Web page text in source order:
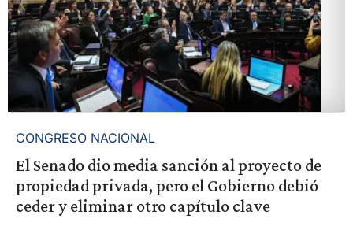
CONGRESO NACIONAL
El Senado dio media sanción al proyecto de
propiedad privada, pero el Gobierno debió
ceder y eliminar otro capítulo clave